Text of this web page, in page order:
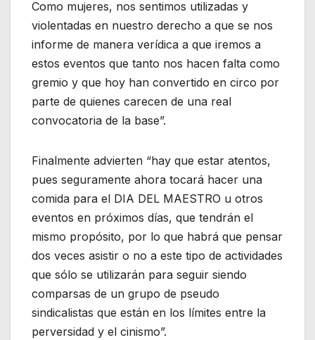
Como mujeres, nos sentimos utilizadas y
violentadas en nuestro derecho a que se nos
informe de manera verídica a que iremos a
estos eventos que tanto nos hacen falta como
gremio y que hoy han convertido en circo por
parte de quienes carecen de una real
convocatoria de la base”.
Finalmente advierten “hay que estar atentos,
pues seguramente ahora tocará hacer una
comida para el DIA DEL MAESTRO u otros
eventos en próximos días, que tendrán el
mismo propósito, por lo que habrá que pensar
dos veces asistir o no a este tipo de actividades
que sólo se utilizarán para seguir siendo
comparsas de un grupo de pseudo
sindicalistas que están en los límites entre la
perversidad y el cinismo”.